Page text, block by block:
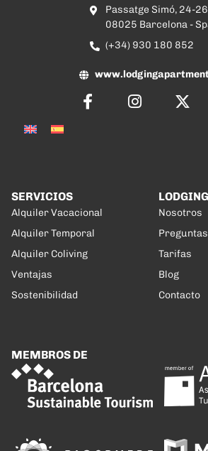
Passatge Simó, 24-26
08025 Barcelona -
(+34) 930 180 852
SERVICIOS
Alquiler Vacacional
Alquiler Temporal
Alquiler Coliving
Ventajas
Sostenibilidad
LODGING
Nosotros
Tarifas
Blog
Contacto
MEMBROS DE